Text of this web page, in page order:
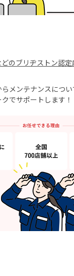
のブリヂストン認定
メンテナンスにつ
でサポートします！